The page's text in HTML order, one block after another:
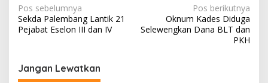
N
a
i
g
Pos sebelumnya
Sekda Palembang Lantik 21
Pejabat Eselon III dan IV
Pos berikutnya
Oknum Kades Diduga
Selewengkan Dana BLT dan
PKH
Jangan Lewatkan